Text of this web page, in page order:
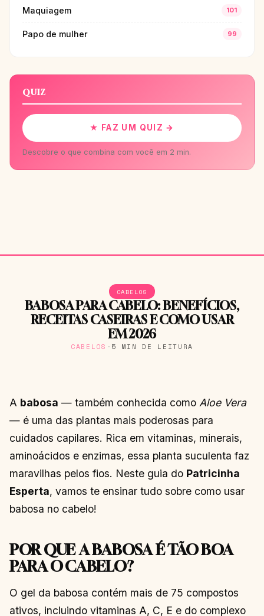
Maquiagem 101
Papo de mulher 99
QUIZ
★ FAZ UM QUIZ →
Descobre o que combina com você em 2 min.
CABELOS
BABOSA PARA CABELO: BENEFÍCIOS,
RECEITAS CASEIRAS E COMO USAR
EM 2026
CABELOS · 5 MIN DE LEITURA
A babosa — também conhecida como Aloe Vera
— é uma das plantas mais poderosas para
cuidados capilares. Rica em vitaminas, minerais,
aminoácidos e enzimas, essa planta suculenta faz
maravilhas pelos fios. Neste guia do Patricinha
Esperta, vamos te ensinar tudo sobre como usar
babosa no cabelo!
POR QUE A BABOSA É TÃO BOA
PARA O CABELO?
O gel da babosa contém mais de 75 compostos
ativos, incluindo vitaminas A, C, E e do complexo